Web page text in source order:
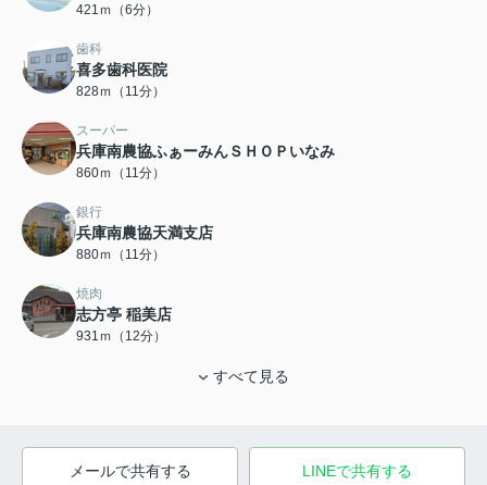
421ｍ（6分）
歯科
喜多歯科医院
828ｍ（11分）
スーパー
兵庫南農協ふぁーみんＳＨＯＰいなみ
860ｍ（11分）
銀行
兵庫南農協天満支店
880ｍ（11分）
焼肉
志方亭 稲美店
931ｍ（12分）
すべて見る
メールで共有する LINEで共有する